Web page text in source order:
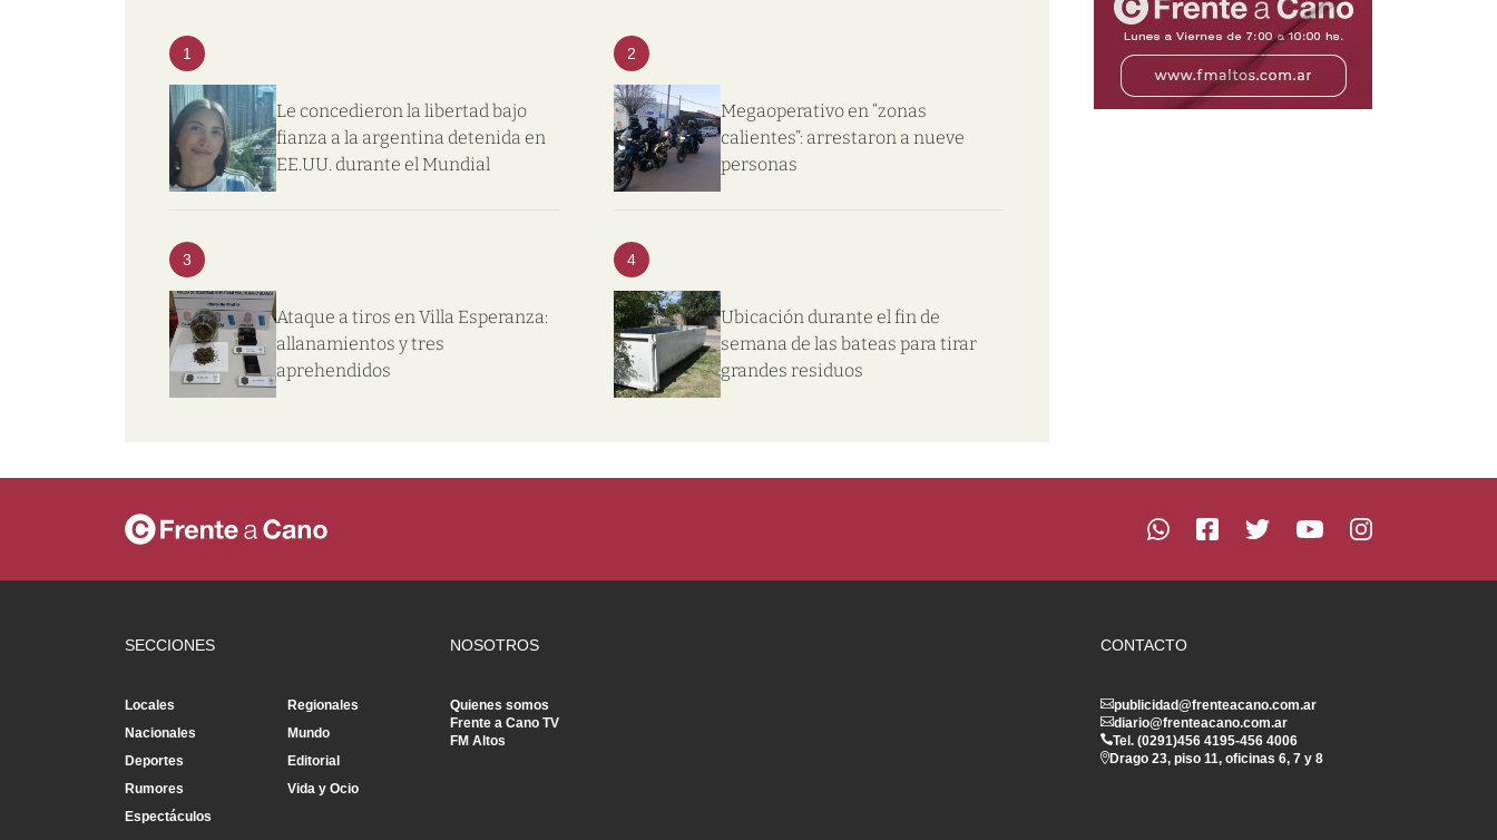
1
Le concedieron la libertad bajo
fianza a la argentina detenida en
EE.UU. durante el Mundial
2
Megaoperativo en “zonas
calientes”: arrestaron a nueve
personas
3
Ataque a tiros en Villa Esperanza:
allanamientos y tres
aprehendidos
4
Ubicación durante el fin de
semana de las bateas para tirar
grandes residuos
SECCIONES
Locales
Regionales
Nacionales
Mundo
Deportes
Editorial
Rumores
Vida y Ocio
Espectáculos
NOSOTROS
Quienes somos
Frente a Cano TV
FM Altos
CONTACTO
publicidad@frenteacano.com.ar
diario@frenteacano.com.ar
Tel. (0291)456 4195-456 4006
Drago 23, piso 11, oficinas 6, 7 y 8